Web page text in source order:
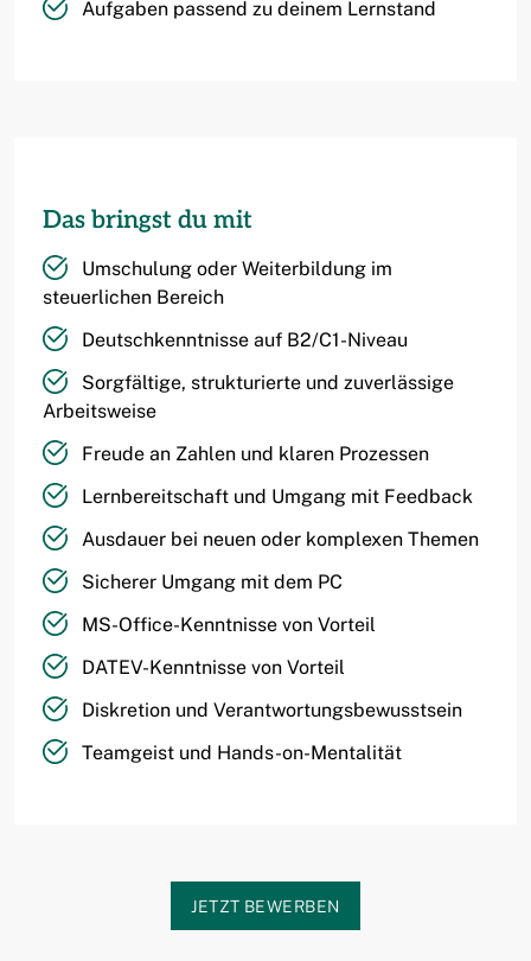
Aufgaben passend zu deinem Lernstand
Das bringst du mit
Umschulung oder Weiterbildung im
steuerlichen Bereich
Deutschkenntnisse auf B2/C1-Niveau
Sorgfältige, strukturierte und zuverlässige
Arbeitsweise
Freude an Zahlen und klaren Prozessen
Lernbereitschaft und Umgang mit Feedback
Ausdauer bei neuen oder komplexen Themen
Sicherer Umgang mit dem PC
MS-Office-Kenntnisse von Vorteil
DATEV-Kenntnisse von Vorteil
Diskretion und Verantwortungsbewusstsein
Teamgeist und Hands-on-Mentalität
JETZT BEWERBEN